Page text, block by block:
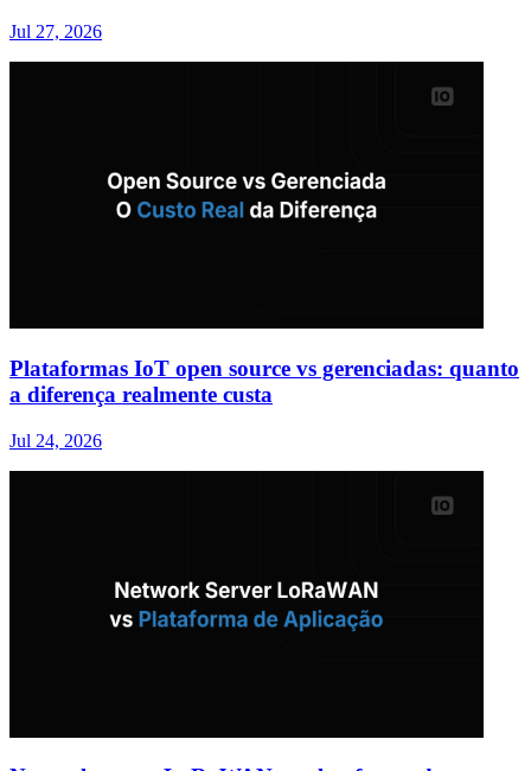
Jul 27, 2026
Plataformas IoT open source vs gerenciadas: quanto
a diferença realmente custa
Jul 24, 2026